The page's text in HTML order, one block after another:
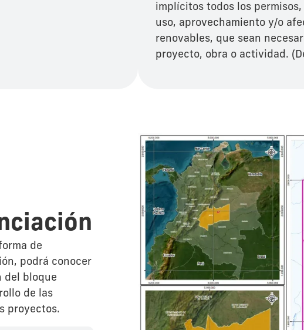
implícitos todos los
uso, aprovechamiento y/o
renovables, que sean
proyecto, obra o actividad.
de
podrá conocer
del bloque
de las
proyectos.